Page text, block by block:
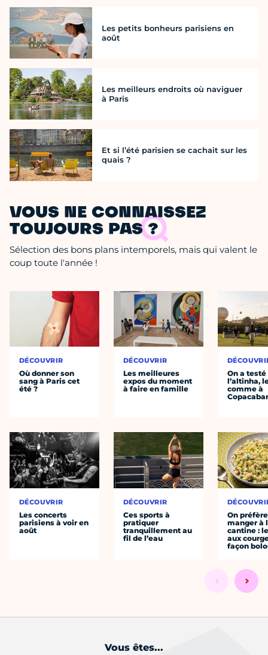
Les petits bonheurs parisiens en
août
Les meilleurs endroits où naviguer
à Paris
Et si l’été parisien se cachait sur les
quais ?
VOUS NE CONNAISSEZ
TOUJOURS PAS ?
Sélection des bons plans intemporels, mais qui valent le
coup toute l'année !
DÉCOUVRIR
Où donner son
sang à Paris cet
été ?
DÉCOUVRIR
Les concerts
parisiens à voir en
août
DÉCOUVRIR
Les meilleures
expos du moment
à faire en famille
DÉCOUVRIR
Ces sports à
pratiquer
tranquillement au
fil de l’eau
On a testé
l’altinha,
comme à
On préfère
manger à
cantine :
aux
façon
Vous êtes...